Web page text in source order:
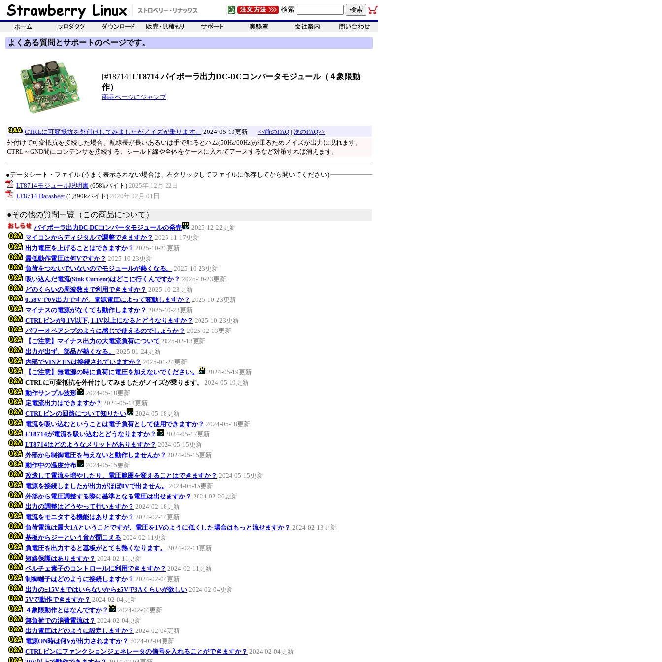
検索
よくある質問とサポートのページです。
[#18714] LT8714 バイポーラ出力DC-DCコンバータモジュール（４象限動
作）
商品ページにジャンプ
CTRLに可変抵抗を外付けしてみましたがノイズが乗ります。 2024-05-19更新 <<前のFAQ | 次のFAQ>>
外付けで可変抵抗を接続した場合、配線長が長いあるいは手で触るとハム(50Hz/60Hz)が乗るためノイズが出力に現れます。
CTRL～GND間にコンデンサを接続する、シールド線や全体をケースに入れてアースするなど対策すれば消えます。
●データシート・ファイル (うまく表示されない場合は、右クリックしてファイルに保存してから開いてください)
LT8714モジュール説明書 (658kバイト) 2025年 12月 22日
LT8714 Datasheet (1,890kバイト) 2020年 02月 01日
●その他の質問一覧（この商品について）
バイポーラ出力DC-DCコンバータモジュールの発売
2025-12-22更新
マイコンからディジタルで調整できますか？ 2025-11-17更新
出力電圧を上げることはできますか？ 2025-10-23更新
最低動作電圧は何Vですか？ 2025-10-23更新
負荷をつないでいないのでモジュールが熱くなる。
2025-10-23更新
吸い込んだ電流(Sink Current)はどこに行くんですか？ 2025-10-23更新
どのくらいの周波数まで利用できますか？ 2025-10-23更新
0.58Vで0V出力ですが、電源電圧によって変動しますか？ 2025-10-23更新
マイナスの電源がなくても動作しますか？ 2025-10-23更新
CTRLピンが0.1V以下, 1.1V以上になるとどうなりますか？ 2025-10-23更新
パワーオペアンプのように感じで使えるのでしょうか？ 2025-02-13更新
【ご注意】マイナス出力の大電流負荷について 2025-02-13更新
出力が出ず、部品が熱くなる。
2025-01-24更新
内部でVINとENは接続されていますか？ 2025-01-24更新
【ご注意】無電源の時に負荷に電圧を加えないでください。
2024-05-19更新
CTRLに可変抵抗を外付けしてみましたがノイズが乗ります。
2024-05-19更新
動作サンプル波形
2024-05-18更新
定電流出力はできますか？ 2024-05-18更新
CTRLピンの回路について知りたい
2024-05-18更新
電流を吸い込むということは電子負荷として使用できますか？ 2024-05-18更新
LT8714が電流を吸い込むとどうなりますか？
2024-05-17更新
LT8714はどのようなメリットがありますか？ 2024-05-15更新
外部から制御電圧を与えないと動作しませんか？ 2024-05-15更新
動作中の温度分布
2024-05-15更新
改造して電流を増やしたり、電圧範囲を変えることはできますか？ 2024-05-15更新
電源を接続しましたが出力がほぼ0Vで出ません。
2024-05-15更新
外部から電圧調整する際に基準となる電圧は出せますか？ 2024-02-26更新
出力の調整はどうやって行いますか？ 2024-02-18更新
電流をモニタする機能はありますか？ 2024-02-14更新
負荷電流は最大1Aということですが、電圧を1Vのように低くした場合はもっと流せますか？ 2024-02-13更新
基板からジーという音が聞こえる 2024-02-11更新
負電圧を出力すると基板がとても熱くなります。
2024-02-11更新
短絡保護はありますか？ 2024-02-11更新
ペルチェ素子のコントロールに利用できますか？ 2024-02-11更新
制御端子はどのように接続しますか？ 2024-02-04更新
出力の±15Vまではいらないから±5Vで3Aくらいが欲しい 2024-02-04更新
5Vで動作できますか？ 2024-02-04更新
４象限動作とはなんですか？
2024-02-04更新
無負荷での消費電流は？ 2024-02-04更新
出力電圧はどのように設定しますか？ 2024-02-04更新
電源ON時は何Vが出力されますか？ 2024-02-04更新
CTRLピンにファンクションジェネレータの信号を入れることができますか？ 2024-02-04更新